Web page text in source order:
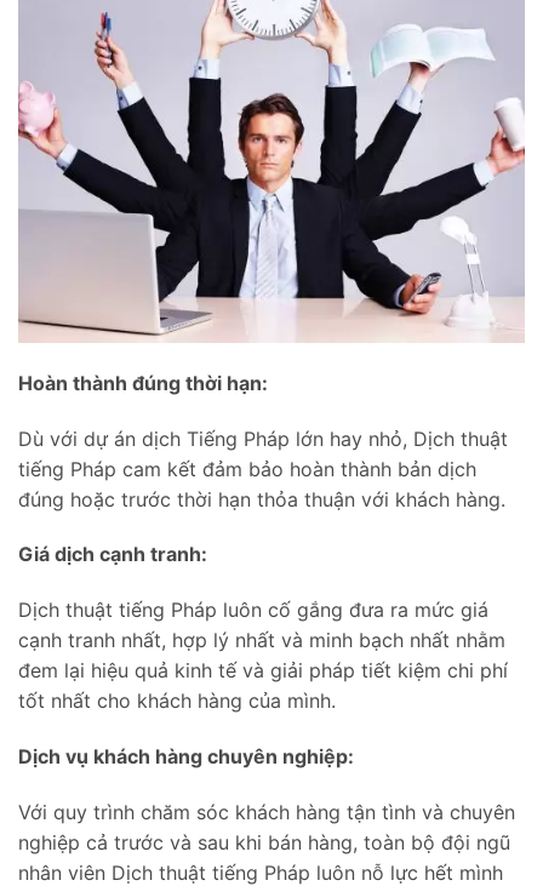
Hoàn thành đúng thời hạn:
Dù với dự án dịch Tiếng Pháp lớn hay nhỏ, Dịch thuật
tiếng Pháp cam kết đảm bảo hoàn thành bản dịch
đúng hoặc trước thời hạn thỏa thuận với khách hàng.
Giá dịch cạnh tranh:
Dịch thuật tiếng Pháp luôn cố gắng đưa ra mức giá
cạnh tranh nhất, hợp lý nhất và minh bạch nhất nhằm
đem lại hiệu quả kinh tế và giải pháp tiết kiệm chi phí
tốt nhất cho khách hàng của mình.
Dịch vụ khách hàng chuyên nghiệp:
Với quy trình chăm sóc khách hàng tận tình và chuyên
nghiệp cả trước và sau khi bán hàng, toàn bộ đội ngũ
nhân viên Dịch thuật tiếng Pháp luôn nỗ lực hết mình